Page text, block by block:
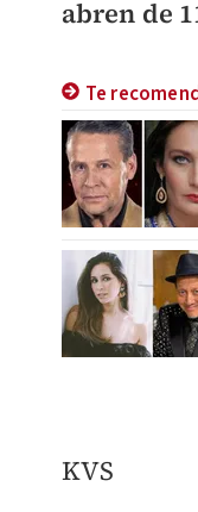
abren de
Te
KVS